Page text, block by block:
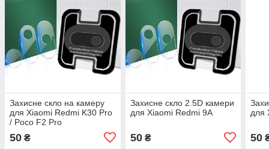
Захисне скло на камеру
для Xiaomi Redmi K30 Pro
/ Poco F2 Pro
50 ₴
Захисне скло 2.5D камери
для Xiaomi Redmi 9A
50₴
для
50